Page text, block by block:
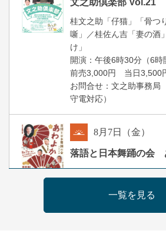
桂文之助「仔猫」「骨つ
噺」／桂佐ん吉「妻の酒
け」
開演：午後6時30分（6時
前売3,000円 当日3,500
お問合せ：文之助事務
守電対応）
8月 7日（金）
落語と日本舞踊の
開演：午前10時（9時30
前売2,500円 当日3,000
一覧を見る